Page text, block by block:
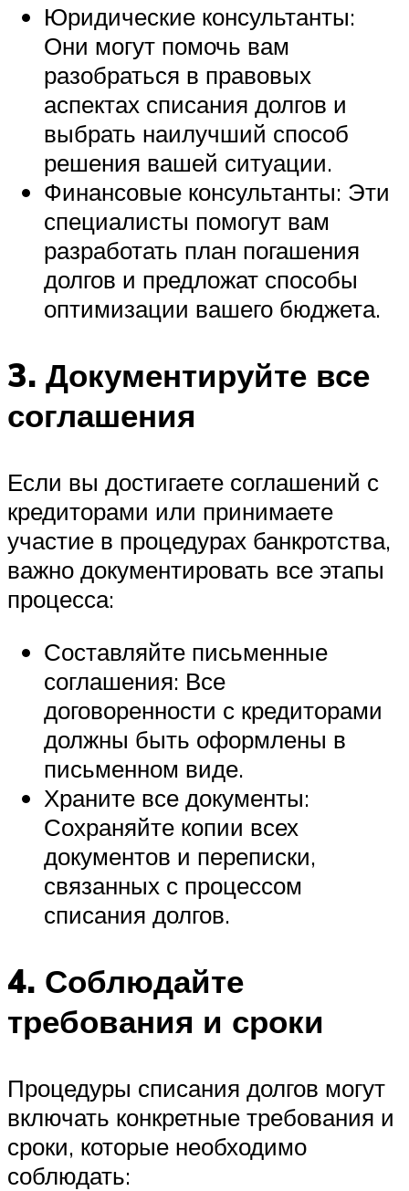
Юридические консультанты:
Они могут помочь вам
разобраться в правовых
аспектах списания долгов и
выбрать наилучший способ
решения вашей ситуации.
Финансовые консультанты: Эти
специалисты помогут вам
разработать план погашения
долгов и предложат способы
оптимизации вашего бюджета.
3. Документируйте все
соглашения
Если вы достигаете соглашений с
кредиторами или принимаете
участие в процедурах банкротства,
важно документировать все этапы
процесса:
Составляйте письменные
соглашения: Все
договоренности с кредиторами
должны быть оформлены в
письменном виде.
Храните все документы:
Сохраняйте копии всех
документов и переписки,
связанных с процессом
списания долгов.
4. Соблюдайте
требования и сроки
Процедуры списания долгов могут
включать конкретные требования и
сроки, которые необходимо
соблюдать: